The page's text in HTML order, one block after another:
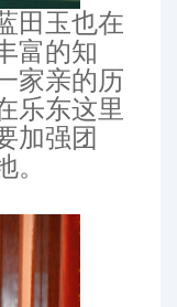
玉也在
富的知
家亲的历
乐东这里
加强团
。